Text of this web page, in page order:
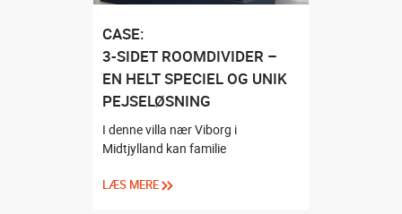
CASE:
3-SIDET ROOMDIVIDER –
EN HELT SPECIEL OG UNIK
PEJSELØSNING
I denne villa nær Viborg i
Midtjylland kan familie
LÆS MERE